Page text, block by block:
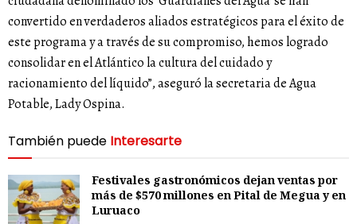
convertido en verdaderos aliados estratégicos para el éxito de
este programa y a través de su compromiso, hemos logrado
consolidar en el Atlántico la cultura del cuidado y
racionamiento del líquido”, aseguró la secretaria de Agua
Potable, Lady Ospina.
También puede Interesarte
Festivales gastronómicos dejan ventas por
más de $570 millones en Pital de Megua y en
Luruaco